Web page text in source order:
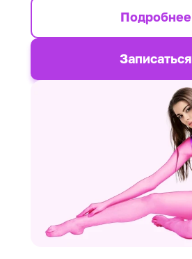
Подробнее
Записаться